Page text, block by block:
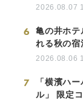
2026.08.07
6
亀の井ホ
れる秋の宿
2026.08.06
7
「横濱ハ
ル」 限定